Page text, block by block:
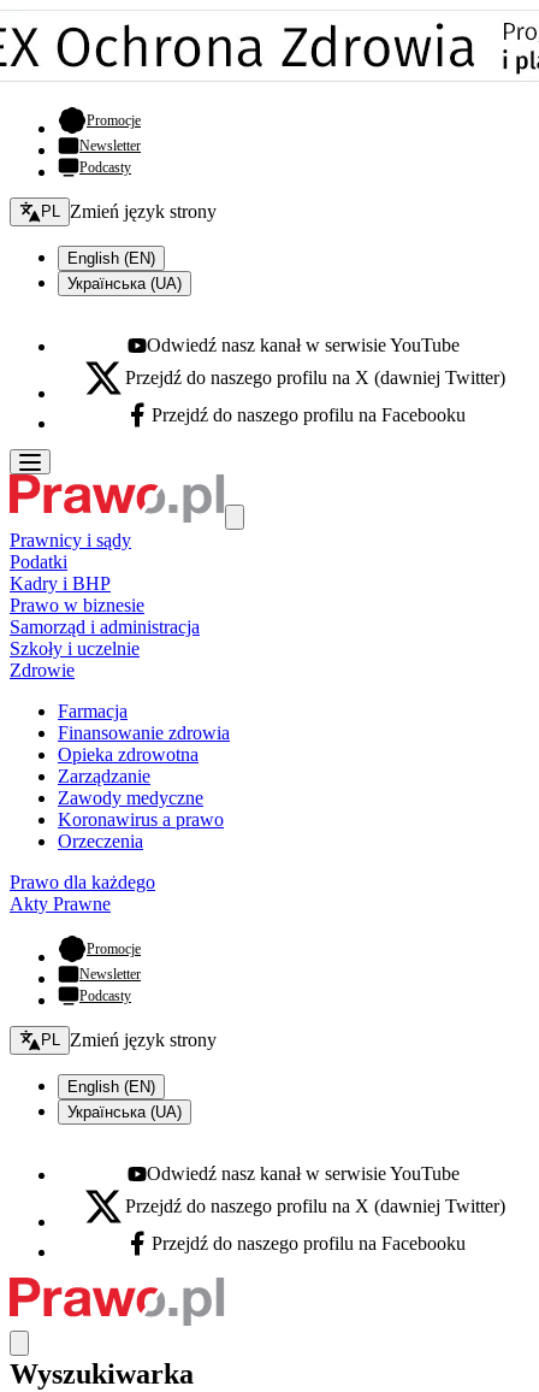
Promocje- otwiera się w nowej karcie
Newsletter
Podcasty
Zmień język - bieżący:
PL Zmień język strony
English (EN)
Українська (UA)
Youtube - otwiera się w nowej karcie
Odwiedź nasz kanał w serwisie YouTube
X - otwiera się w nowej karcie
Przejdź do naszego profilu na X (dawniej Twitter)
Facebook - otwiera się w nowej karcie
Przejdź do naszego profilu na Facebooku
Prawnicy i sądy
Podatki
Kadry i BHP
Prawo w biznesie
Samorząd i administracja
Szkoły i uczelnie
Zdrowie
Farmacja
Finansowanie zdrowia
Opieka zdrowotna
Zarządzanie
Zawody medyczne
Koronawirus a prawo
Orzeczenia
Prawo dla każdego
Akty Prawne
Promocje- otwiera się w nowej karcie
Newsletter
Podcasty
Zmień język - bieżący:
PL Zmień język strony
English (EN)
Українська (UA)
Youtube - otwiera się w nowej karcie
Odwiedź nasz kanał w serwisie YouTube
X - otwiera się w nowej karcie
Przejdź do naszego profilu na X (dawniej Twitter)
Facebook - otwiera się w nowej karcie
Przejdź do naszego profilu na Facebooku
Wyszukiwarka